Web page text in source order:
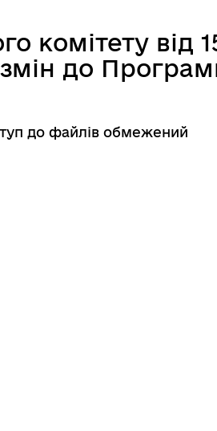
комітету від
до
до файлів обмежений